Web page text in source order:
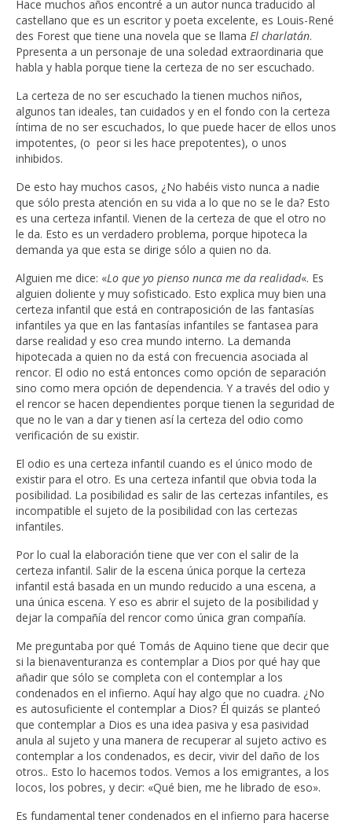
Hace muchos años encontré a un autor nunca traducido al
castellano que es un escritor y poeta excelente, es Louis-René
des Forest que tiene una novela que se llama El charlatán.
Ppresenta a un personaje de una soledad extraordinaria que
habla y habla porque tiene la certeza de no ser escuchado.
La certeza de no ser escuchado la tienen muchos niños,
algunos tan ideales, tan cuidados y en el fondo con la certeza
íntima de no ser escuchados, lo que puede hacer de ellos unos
impotentes, (o peor si les hace prepotentes), o unos
inhibidos.
De esto hay muchos casos, ¿No habéis visto nunca a nadie
que sólo presta atención en su vida a lo que no se le da? Esto
es una certeza infantil. Vienen de la certeza de que el otro no
le da. Esto es un verdadero problema, porque hipoteca la
demanda ya que esta se dirige sólo a quien no da.
Alguien me dice: «Lo que yo pienso nunca me da realidad«. Es
alguien doliente y muy sofisticado. Esto explica muy bien una
certeza infantil que está en contraposición de las fantasías
infantiles ya que en las fantasías infantiles se fantasea para
darse realidad y eso crea mundo interno. La demanda
hipotecada a quien no da está con frecuencia asociada al
rencor. El odio no está entonces como opción de separación
sino como mera opción de dependencia. Y a través del odio y
el rencor se hacen dependientes porque tienen la seguridad de
que no le van a dar y tienen así la certeza del odio como
verificación de su existir.
El odio es una certeza infantil cuando es el único modo de
existir para el otro. Es una certeza infantil que obvia toda la
posibilidad. La posibilidad es salir de las certezas infantiles, es
incompatible el sujeto de la posibilidad con las certezas
infantiles.
Por lo cual la elaboración tiene que ver con el salir de la
certeza infantil. Salir de la escena única porque la certeza
infantil está basada en un mundo reducido a una escena, a
una única escena. Y eso es abrir el sujeto de la posibilidad y
dejar la compañía del rencor como única gran compañía.
Me preguntaba por qué Tomás de Aquino tiene que decir que
si la bienaventuranza es contemplar a Dios por qué hay que
añadir que sólo se completa con el contemplar a los
condenados en el infierno. Aquí hay algo que no cuadra. ¿No
es autosuficiente el contemplar a Dios? Él quizás se planteó
que contemplar a Dios es una idea pasiva y esa pasividad
anula al sujeto y una manera de recuperar al sujeto activo es
contemplar a los condenados, es decir, vivir del daño de los
otros.. Esto lo hacemos todos. Vemos a los emigrantes, a los
locos, los pobres, y decir: «Qué bien, me he librado de eso».
Es fundamental tener condenados en el infierno para hacerse